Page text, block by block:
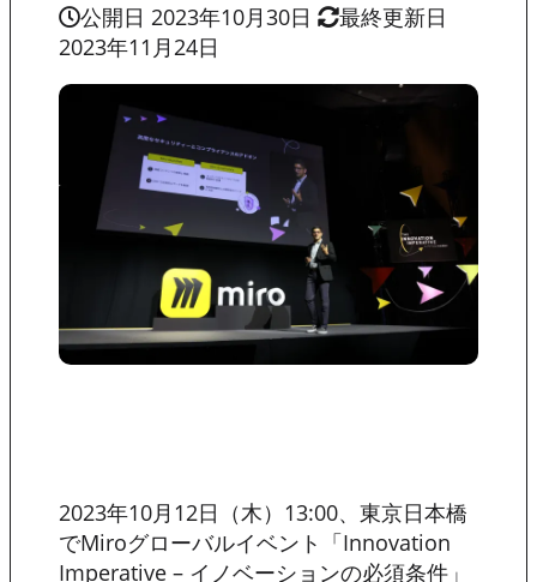
公開日 2023年10月30日
最終更新日
2023年11月24日
2023年10月12日（木）13:00、東京日本橋
でMiroグローバルイベント「Innovation
Imperative – イノベーションの必須条件」